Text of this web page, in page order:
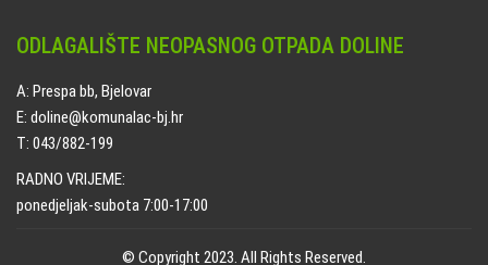
ODLAGALIŠTE NEOPASNOG OTPADA DOLINE
A: Prespa bb, Bjelovar
E: doline@komunalac-bj.hr
T: 043/882-199
RADNO VRIJEME:
ponedjeljak-subota 7:00-17:00
© Copyright 2023. All Rights Reserved.